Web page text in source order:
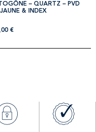
– QUARTZ – PVD
& INDEX
€